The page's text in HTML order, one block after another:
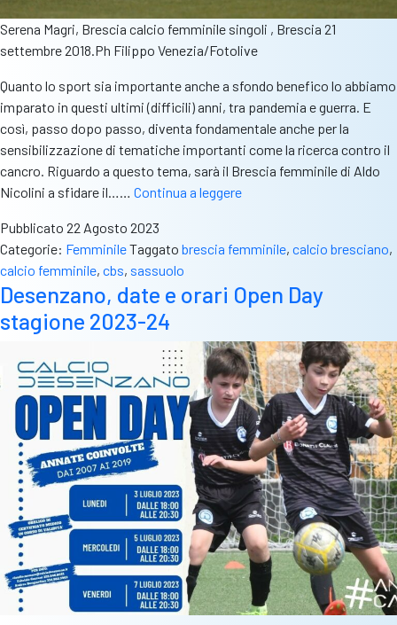
Serena Magri, Brescia calcio femminile singoli , Brescia 21
settembre 2018.Ph Filippo Venezia/Fotolive
Quanto lo sport sia importante anche a sfondo benefico lo abbiamo
imparato in questi ultimi (difficili) anni, tra pandemia e guerra. E
così, passo dopo passo, diventa fondamentale anche per la
sensibilizzazione di tematiche importanti come la ricerca contro il
cancro. Riguardo a questo tema, sarà il Brescia femminile di Aldo
Nicolini a sfidare il…… Continua a leggereBrescia
contro
Sassuolo
sensibilizzare
la
ricerca
contro
il
cancro
Pubblicato 22 Agosto 2023
Categorie: FemminileTaggato brescia femminile, calcio bresciano,
calcio femminile, cbs, sassuolo
Desenzano, date e orari Open Day
stagione 2023-24